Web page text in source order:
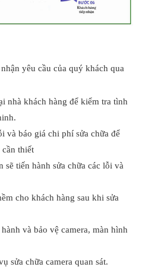
yêu cầu của quý khách qua
nhà khách hàng để kiểm tra tình
và báo giá chi phí sửa chữa để
thiết
sẽ tiến hành sửa chữa các lỗi và
cho khách hàng sau khi sửa
và bảo vệ camera, màn hình
sửa chữa camera quan sát.